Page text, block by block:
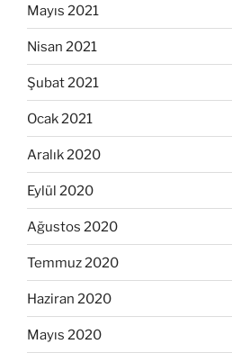
Mayıs 2021
Nisan 2021
Şubat 2021
Ocak 2021
Aralık 2020
Eylül 2020
Ağustos 2020
Temmuz 2020
Haziran 2020
Mayıs 2020